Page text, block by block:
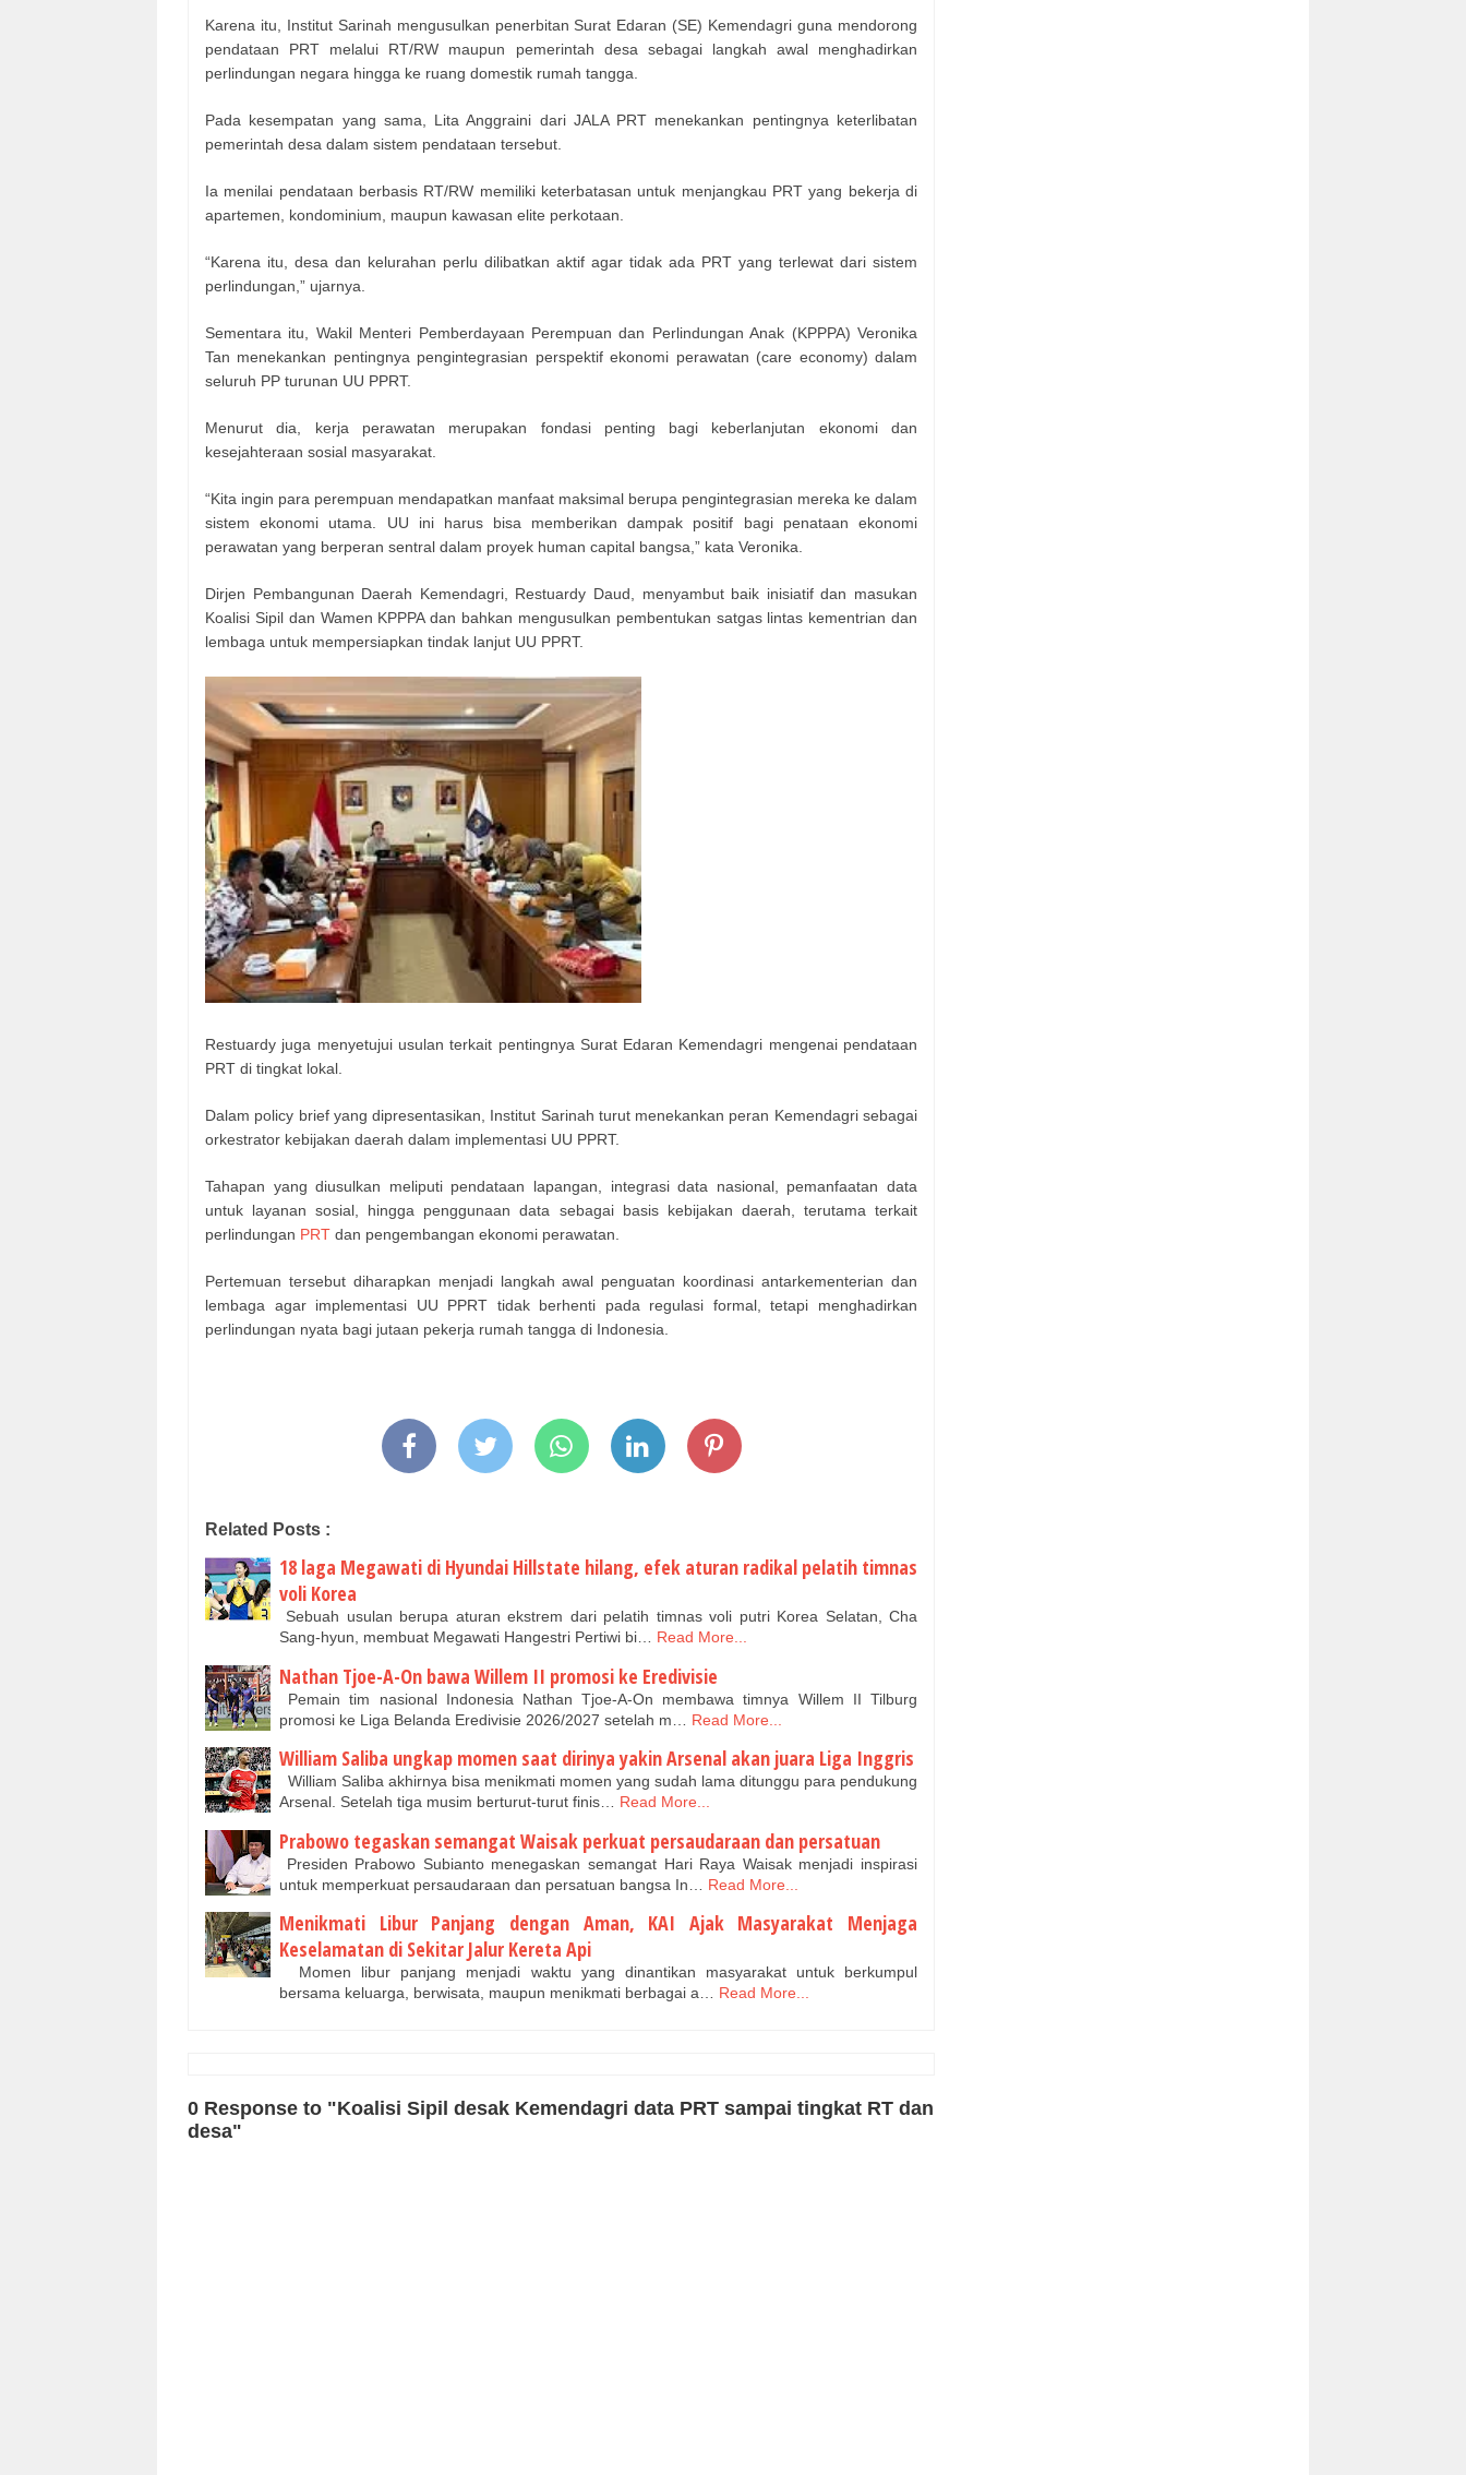
Karena itu, Institut Sarinah mengusulkan penerbitan Surat Edaran (SE) Kemendagri guna mendorong
pendataan PRT melalui RT/RW maupun pemerintah desa sebagai langkah awal menghadirkan
perlindungan negara hingga ke ruang domestik rumah tangga.
Pada kesempatan yang sama, Lita Anggraini dari JALA PRT menekankan pentingnya keterlibatan
pemerintah desa dalam sistem pendataan tersebut.
Ia menilai pendataan berbasis RT/RW memiliki keterbatasan untuk menjangkau PRT yang bekerja di
apartemen, kondominium, maupun kawasan elite perkotaan.
“Karena itu, desa dan kelurahan perlu dilibatkan aktif agar tidak ada PRT yang terlewat dari sistem
perlindungan,” ujarnya.
Sementara itu, Wakil Menteri Pemberdayaan Perempuan dan Perlindungan Anak (KPPPA) Veronika
Tan menekankan pentingnya pengintegrasian perspektif ekonomi perawatan (care economy) dalam
seluruh PP turunan UU PPRT.
Menurut dia, kerja perawatan merupakan fondasi penting bagi keberlanjutan ekonomi dan
kesejahteraan sosial masyarakat.
“Kita ingin para perempuan mendapatkan manfaat maksimal berupa pengintegrasian mereka ke dalam
sistem ekonomi utama. UU ini harus bisa memberikan dampak positif bagi penataan ekonomi
perawatan yang berperan sentral dalam proyek human capital bangsa,” kata Veronika.
Dirjen Pembangunan Daerah Kemendagri, Restuardy Daud, menyambut baik inisiatif dan masukan
Koalisi Sipil dan Wamen KPPPA dan bahkan mengusulkan pembentukan satgas lintas kementrian dan
lembaga untuk mempersiapkan tindak lanjut UU PPRT.
Restuardy juga menyetujui usulan terkait pentingnya Surat Edaran Kemendagri mengenai pendataan
PRT di tingkat lokal.
Dalam policy brief yang dipresentasikan, Institut Sarinah turut menekankan peran Kemendagri sebagai
orkestrator kebijakan daerah dalam implementasi UU PPRT.
Tahapan yang diusulkan meliputi pendataan lapangan, integrasi data nasional, pemanfaatan data
untuk layanan sosial, hingga penggunaan data sebagai basis kebijakan daerah, terutama terkait
perlindungan PRT dan pengembangan ekonomi perawatan.
Pertemuan tersebut diharapkan menjadi langkah awal penguatan koordinasi antarkementerian dan
lembaga agar implementasi UU PPRT tidak berhenti pada regulasi formal, tetapi menghadirkan
perlindungan nyata bagi jutaan pekerja rumah tangga di Indonesia.
Related Posts :
18 laga Megawati di Hyundai Hillstate hilang, efek aturan radikal pelatih timnas
voli Korea
Sebuah usulan berupa aturan ekstrem dari pelatih timnas voli putri Korea Selatan, Cha
Sang-hyun, membuat Megawati Hangestri Pertiwi bi… Read More...
Nathan Tjoe-A-On bawa Willem II promosi ke Eredivisie
Pemain tim nasional Indonesia Nathan Tjoe-A-On membawa timnya Willem II Tilburg
promosi ke Liga Belanda Eredivisie 2026/2027 setelah m…
Read More...
William Saliba ungkap momen saat dirinya yakin Arsenal akan juara Liga Inggris
William Saliba akhirnya bisa menikmati momen yang sudah lama ditunggu para pendukung
Arsenal. Setelah tiga musim berturut-turut finis… Read More...
Prabowo tegaskan semangat Waisak perkuat persaudaraan dan persatuan
Presiden Prabowo Subianto menegaskan semangat Hari Raya Waisak menjadi inspirasi
untuk memperkuat persaudaraan dan persatuan bangsa In…
Read More...
Menikmati Libur Panjang dengan Aman, KAI Ajak Masyarakat Menjaga
Keselamatan di Sekitar Jalur Kereta Api
Momen libur panjang menjadi waktu yang dinantikan masyarakat untuk berkumpul
bersama keluarga, berwisata, maupun menikmati berbagai a… Read More...
0 Response to "Koalisi Sipil desak Kemendagri data PRT sampai tingkat RT dan
desa"